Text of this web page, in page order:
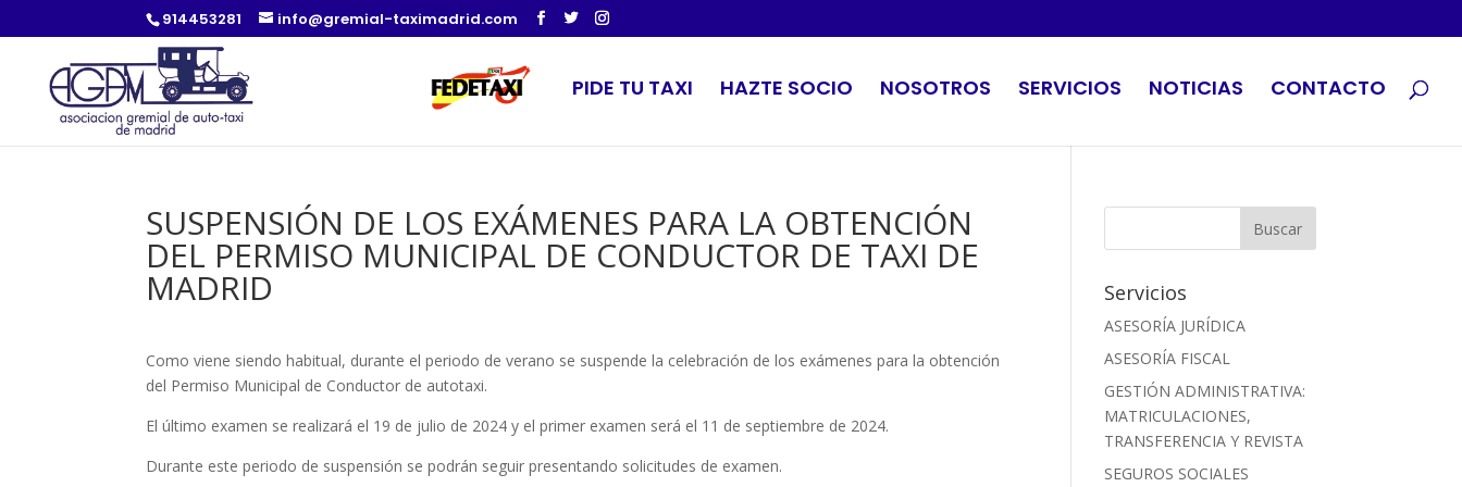
914453281 info@gremial-taximadrid.com
PIDE TU TAXI HAZTE SOCIO NOSOTROS SERVICIOS NOTICIAS CONTACTO
SUSPENSIÓN DE LOS EXÁMENES PARA LA OBTENCIÓN
DEL PERMISO MUNICIPAL DE CONDUCTOR DE TAXI DE
MADRID
Como viene siendo habitual, durante el periodo de verano se suspende la celebración de los exámenes para la obtención
del Permiso Municipal de Conductor de autotaxi.
El último examen se realizará el 19 de julio de 2024 y el primer examen será el 11 de septiembre de 2024.
Durante este periodo de suspensión se podrán seguir presentando solicitudes de examen.
Servicios
ASESORÍA JURÍDICA
ASESORÍA FISCAL
GESTIÓN ADMINISTRATIVA:
MATRICULACIONES,
TRANSFERENCIA Y REVISTA
SEGUROS SOCIALES